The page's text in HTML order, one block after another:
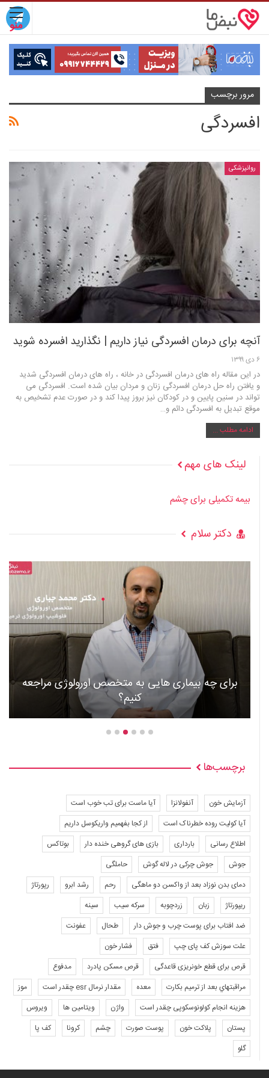
مرور برچسب
افسردگی
روانپزشکی
آنچه برای درمان افسردگی نیاز داریم | نگذارید افسرده شوید
۶ دی ۱۳۹۹
در این مقاله راه های درمان افسردگی در خانه ، راه های درمان افسردگی شدید
و یافتن راه حل درمان افسردگی زنان و مردان بیان شده است. افسردگی می
تواند در سنین پایین و در کودکان نیز بروز پیدا کند و در صورت عدم تشخیص به
موقع تبدیل به افسردگی دائم و…
ادامه مطلب ...
لینک های مهم
بیمه تکمیلی برای چشم
دکتر سلام
چه بیماری هایی به متخصص اورولوژی مراجعه
کنیم؟
برچسب‌ها
آزمایش خون آنفولانزا
آیا ماست برای تب خوب است
آیا کولیت روده خطرناک است
از کجا بفهمیم واریکوسل داریم
اطلاع رسانی
بارداری بازی های گروهی خنده دار
بوتاکس
جوش
جوش چرکی در لاله گوش
حاملگی
دمای بدن نوزاد بعد از واکسن دو ماهگی
رحم رشد ابرو
رپورتاژ
ریپورتاژ
زبان زردچوبه سرکه سیب
سینه
ضد افتاب برای پوست چرب و جوش دار
طحال
عفونت
علت سوزش کف پای چپ
فتق
فشار خون
قرص برای قطع خونریزی قاعدگی
قرص مسکن پادرد
مدفوع
مراقبتهاي بعد از ترميم بكارت
معده مقدار نرمال esr چقدر است
موز
هزینه انجام کولونوسکوپی چقدر است
واژن ویتامین ها
ویروس
پستان
پلاکت خون پوست صورت چشم کرونا
کف پا
گلو